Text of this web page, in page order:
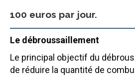
100 euros par jour.
Le débroussaillement
Le principal objectif du
de réduire la quantité de